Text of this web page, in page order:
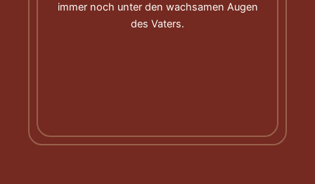
immer noch unter den wachsamen Augen
des Vaters.